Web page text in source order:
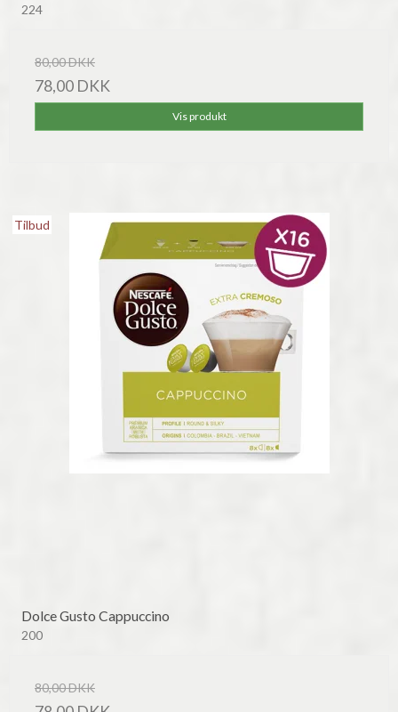
224
80,00 DKK
78,00 DKK
Vis produkt
Tilbud
Dolce Gusto Cappuccino
200
80,00 DKK